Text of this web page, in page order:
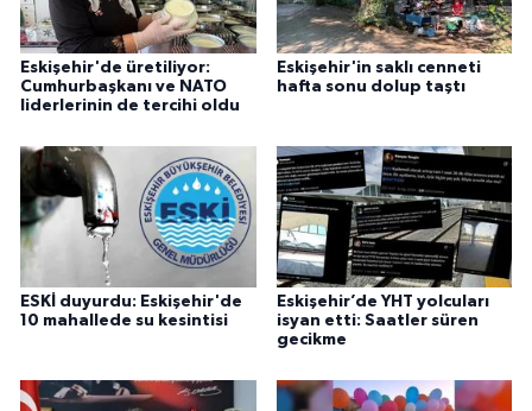
Eskişehir'de üretiliyor:
Cumhurbaşkanı ve NATO
liderlerinin de tercihi oldu
Eskişehir'in saklı cenneti
hafta sonu dolup taştı
ESKİ duyurdu: Eskişehir'de
10 mahallede su kesintisi
Eskişehir’de YHT yolcuları
isyan etti: Saatler süren
gecikme